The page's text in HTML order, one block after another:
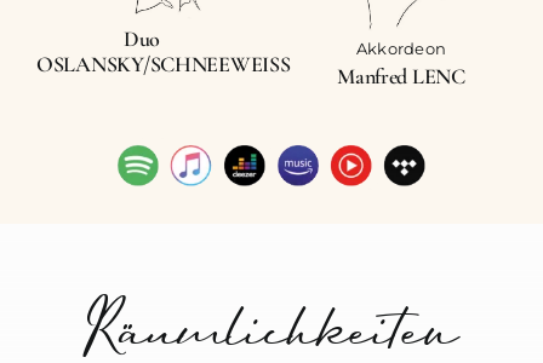
Duo
OSLANSKY/SCHNEEWEISS
Akkordeon
Manfred LENC
Räumlichkeiten